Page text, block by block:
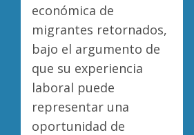
económica de
migrantes retornados,
bajo el argumento de
que su experiencia
laboral puede
representar una
oportunidad de